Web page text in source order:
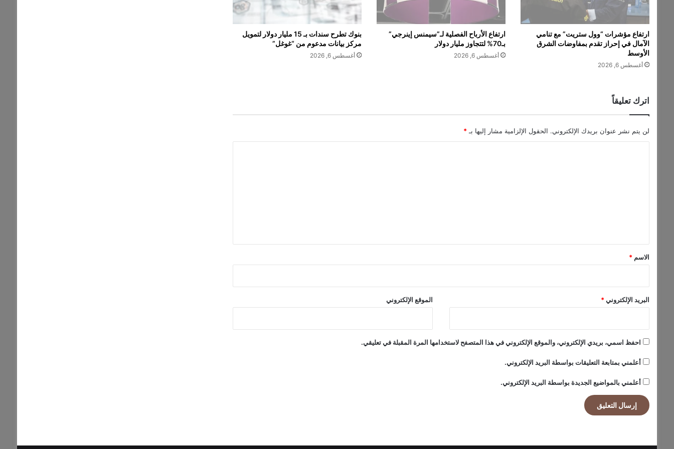
و
ع
ي
ا
ل
ش
ع
ب
يّ
ر
د
غ
ذ
ء
ه
ي
ا
ل
ل
ارتفاع مؤشرات “وول ستريت” مع تنامي
الآمال في إحراز تقدم بمفاوضات الشرق
الأوسط
أغسطس 6, 2026
ارتفاع الأرباح الفصلية لـ”سيمنس إينرجي”
بـ70% لتتجاوز مليار دولار
أغسطس 6, 2026
بنوك تطرح سندات بـ 15 مليار دولار لتمويل
مركز بيانات مدعوم من “غوغل”
أغسطس 6, 2026
اترك تعليقاً
لن يتم نشر عنوان بريدك الإلكتروني. الحقول الإلزامية مشار إليها بـ *
*
الاسم *
البريد الإلكتروني* الموقع الإلكتروني
احفظ اسمي، بريدي الإلكتروني، والموقع الإلكتروني في هذا المتصفح لاستخدامها المرة المقبلة في تعليقي.
أعلمني بمتابعة التعليقات بواسطة البريد الإلكتروني.
أعلمني بالمواضيع الجديدة بواسطة البريد الإلكتروني.